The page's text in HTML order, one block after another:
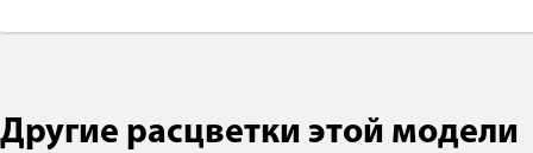
Другие расцветки этой модели